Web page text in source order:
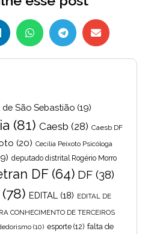
São Sebastião (19)
(81) Caesb (28) Caesb DF
(20) Cecília Peixoto Psicóloga
deputado distrital Rogério Morro
DF(64) DF (38)
EDITAL (18) EDITAL DE
CONHECIMENTO DE TERCEIROS
(10) esporte (12) falta de